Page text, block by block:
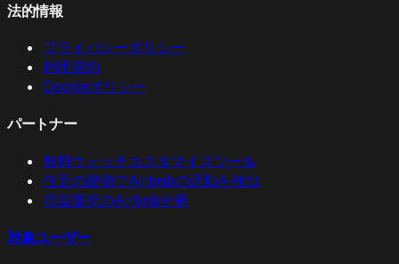
法的情報
プライバシーポリシー
利用規約
Cookieポリシー
パートナー
無料ウォッチカスタマイズツール
任意の建物でAirbnbの活動を検出
収益重視のAirbnb分析
対象ユーザー